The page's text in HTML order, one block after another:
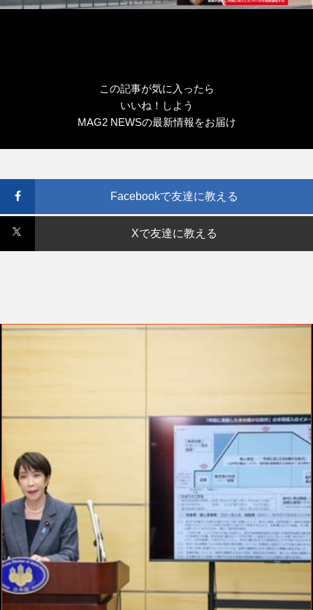
この記事が気に入ったら
いいね！しよう
MAG2 NEWSの最新情報をお届け
Facebookで友達に教える
Xで友達に教える